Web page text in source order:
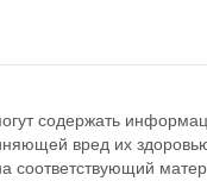
содержать
вред их
соответствующий